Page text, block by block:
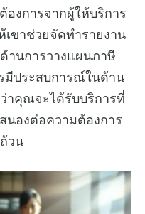
งการจากผู้ให้บริการ
เขาช่วยจัดทำรายงาน
านการวางแผนภาษี
มีประสบการณ์ในด้าน
าคุณจะได้รับบริการที่
องต่อความต้องการ
วน